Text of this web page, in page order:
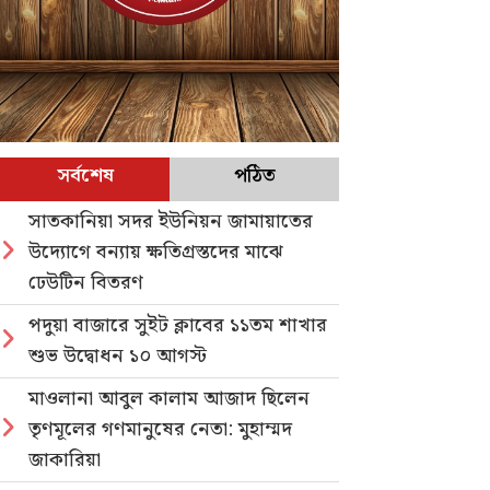
সর্বশেষ
পঠিত
সাতকানিয়া সদর ইউনিয়ন জামায়াতের
উদ্যোগে বন্যায় ক্ষতিগ্রস্তদের মাঝে
ঢেউটিন বিতরণ
পদুয়া বাজারে সুইট ক্লাবের ১১তম শাখার
শুভ উদ্বোধন ১০ আগস্ট
মাওলানা আবুল কালাম আজাদ ছিলেন
তৃণমূলের গণমানুষের নেতা: মুহাম্মদ
জাকারিয়া